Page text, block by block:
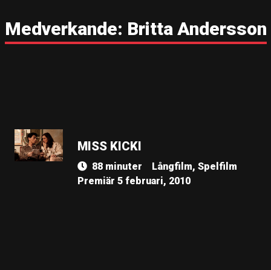
Medverkande: Britta Andersson
MISS KICKI
88 minuter
Långfilm, Spelfilm
Premiär 5 februari, 2010